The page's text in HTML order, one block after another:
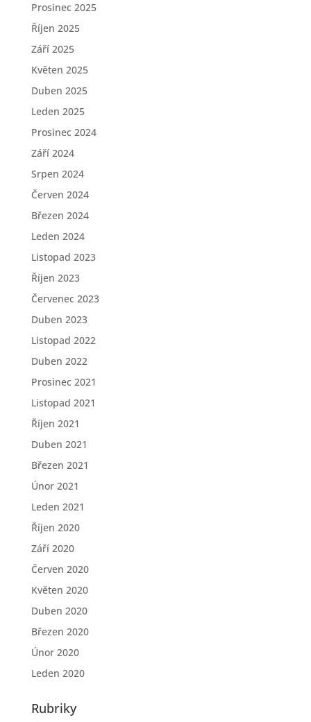
Prosinec 2025
Říjen 2025
Září 2025
Květen 2025
Duben 2025
Leden 2025
Prosinec 2024
Září 2024
Srpen 2024
Červen 2024
Březen 2024
Leden 2024
Listopad 2023
Říjen 2023
Červenec 2023
Duben 2023
Listopad 2022
Duben 2022
Prosinec 2021
Listopad 2021
Říjen 2021
Duben 2021
Březen 2021
Únor 2021
Leden 2021
Říjen 2020
Září 2020
Červen 2020
Květen 2020
Duben 2020
Březen 2020
Únor 2020
Leden 2020
Rubriky